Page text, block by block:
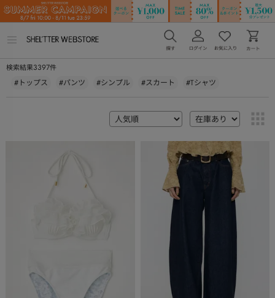
ー
を
検索結果3397件
#トップス #パンツ #シンプル #スカート #Tシャツ